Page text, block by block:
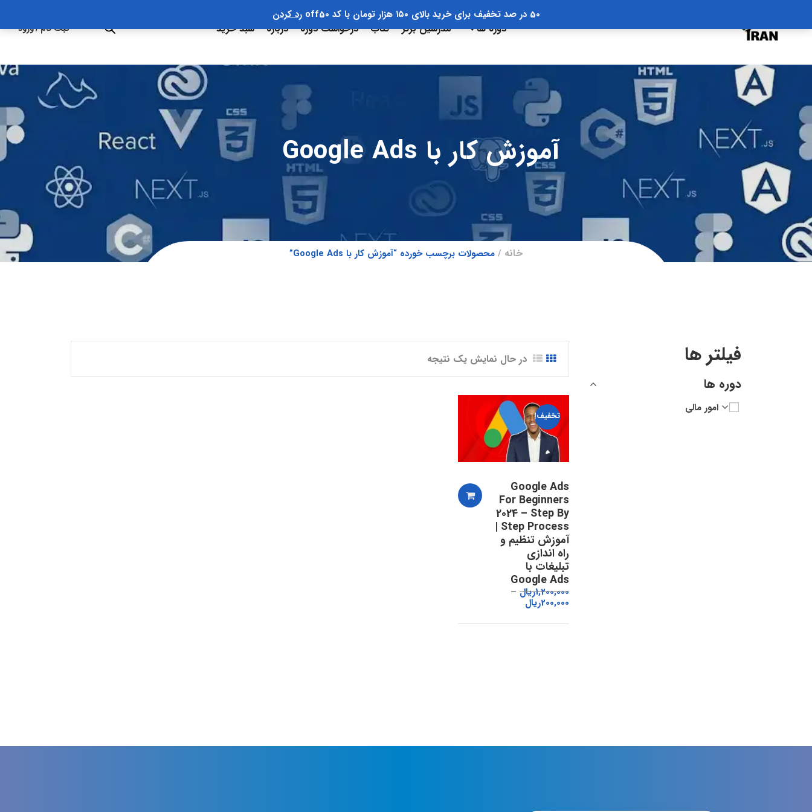
50 در صد تخفیف برای خرید بالای ۱۵۰ هزار تومان با کد off50 رد کردن
دوره ها مدرسین برتر کتاب درخواست دوره درباره سبد خرید ثبت نام/ورود
آموزش کار با Google Ads
خانه محصولات برچسب خورده “آموزش کار با Google Ads”
در حال نمایش یک نتیجه
تخفیف!
Google Ads
For Beginners
2024 – Step By
Step Process |
آموزش تنظیم و
راه اندازی
تبلیغات با
Google Ads
1,200,000ریال
200,000ریال
فیلتر ها
دوره ها
امور مالی